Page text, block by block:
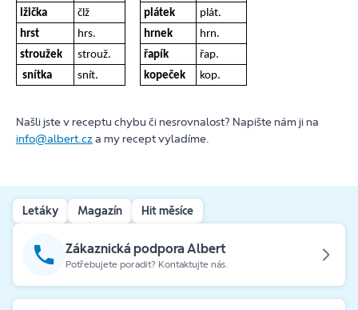
lžička
člž plátek
plát.
hrst
hrs. hrnek
hrn.
stroužek
strouž. řapík
řap.
snítka
snít. kopeček kop.
Našli jste v receptu chybu či nesrovnalost? Napište nám ji na
info@albert.cza my recept vyladíme.
Letáky Magazín Hit měsíce
Zákaznická podpora Albert
Potřebujete poradit? Kontaktujte nás.